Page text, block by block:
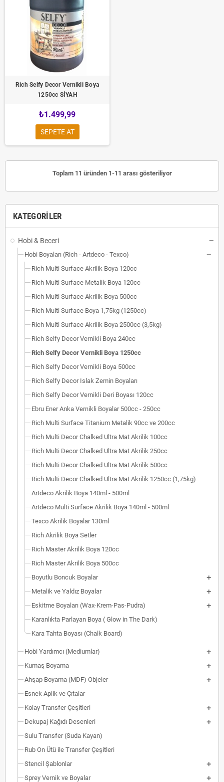
KATEGORILER
Hobi & Beceri
Hobi Boyaları (Rich - Artdeco - Texco)
Rich Multi Surface Akrilik Boya 120cc
Rich Multi Surface Metalik Boya 120cc
Rich Multi Surface Akrilik Boya 500cc
Rich Multi Surface Boya 1,75kg (1250cc)
Rich Multi Surface Akrilik Boya 2500cc (3,5kg)
Rich Selfy Decor Vernikli Boya 240cc
Rich Selfy Decor Vernikli Boya 1250cc
Rich Selfy Decor Vernikli Boya 500cc
Rich Selfy Decor Islak Zemin Boyaları
Rich Selfy Decor Vernikli Deri Boyası 120cc
Ebru Ener Anka Vernikli Boyalar 500cc - 250cc
Rich Multi Surface Titanium Metalik 90cc ve 200cc
Rich Multi Decor Chalked Ultra Mat Akrilik 100cc
Rich Multi Decor Chalked Ultra Mat Akrilik 250cc
Rich Multi Decor Chalked Ultra Mat Akrilik 500cc
Rich Multi Decor Chalked Ultra Mat Akrilik 1250cc (1,75kg)
Artdeco Akrilik Boya 140ml - 500ml
Artdeco Multi Surface Akrilik Boya 140ml - 500ml
Texco Akrilik Boyalar 130ml
Rich Akrilik Boya Setler
Rich Master Akrilik Boya 120cc
Rich Master Akrilik Boya 500cc
Boyutlu Boncuk Boyalar
Metalik ve Yaldız Boyalar
Eskitme Boyaları (Wax-Krem-Pas-Pudra)
Karanlıkta Parlayan Boya ( Glow in The Dark)
Kara Tahta Boyası (Chalk Board)
Hobi Yardımcı (Mediumlar)
Kumaş Boyama
Ahşap Boyama (MDF) Objeler
Esnek Aplik ve Çıtalar
Kolay Transfer Çeşitleri
Dekupaj Kağıdı Desenleri
Sulu Transfer (Suda Kayan)
Rub On Ütü ile Transfer Çeşitleri
Stencil Şablonlar
Sprey Vernik ve Boyalar
Rich Selfy Decor Vernikli Boya
1250cc SİYAH
₺1.499,99
SEPETE AT
Toplam 11 üründen 1-11 arası gösteriliyor